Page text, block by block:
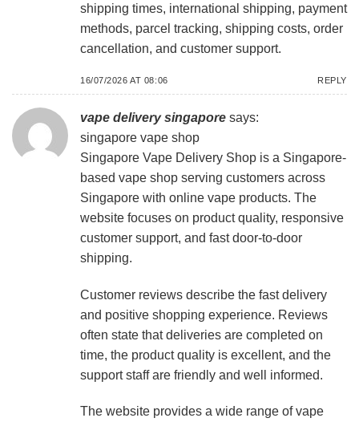
shipping times, international shipping, payment
methods, parcel tracking, shipping costs, order
cancellation, and customer support.
16/07/2026 AT 08:06 REPLY
vape delivery singapore says:
singapore vape shop
Singapore Vape Delivery Shop is a Singapore-
based vape shop serving customers across
Singapore with online vape products. The
website focuses on product quality, responsive
customer support, and fast door-to-door
shipping.
Customer reviews describe the fast delivery
and positive shopping experience. Reviews
often state that deliveries are completed on
time, the product quality is excellent, and the
support staff are friendly and well informed.
The website provides a wide range of vape